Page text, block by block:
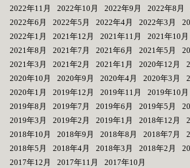
2022年11月
2022年10月 2022年9月 2022年8月
2022年6月
2022年5月 2022年4月 2022年3月
2022年1月
2021年12月 2021年11月 2021年10月
2021年8月
2021年7月 2021年6月 2021年5月
2021年3月
2021年2月 2021年1月 2020年12月
2020年10月
2020年9月 2020年4月 2020年3月
2020年1月
2019年12月 2019年11月 2019年10月
2019年8月
2019年7月 2019年6月 2019年5月
2019年3月
2019年2月 2019年1月 2018年12月
2018年10月
2018年9月 2018年8月 2018年7月
2018年5月
2018年4月 2018年3月 2018年2月
2017年12月
2017年11月 2017年10月